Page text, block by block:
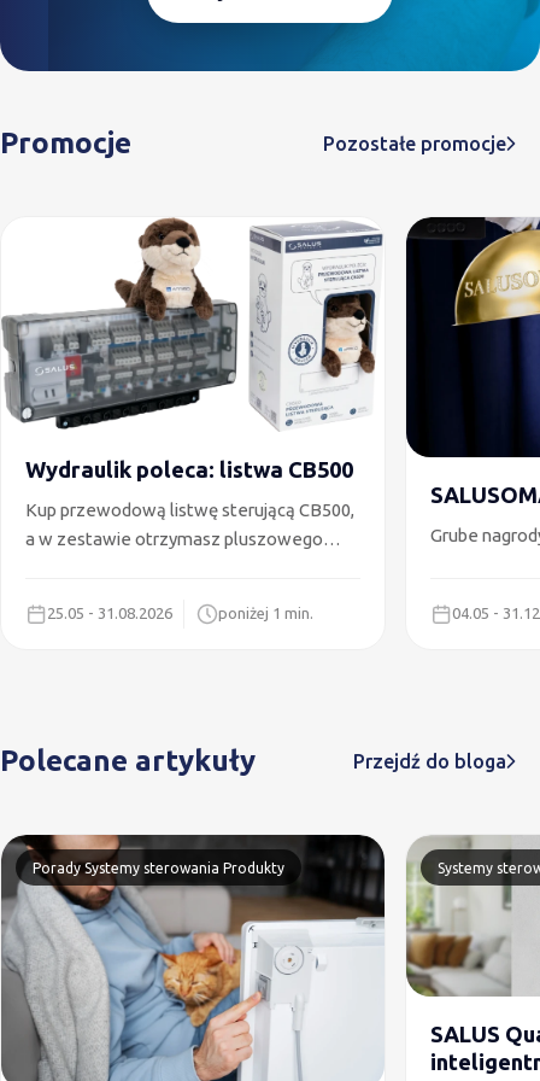
Promocje Pozostałe promocje
Wydraulik poleca: listwa CB500
Kup przewodową listwę sterującą CB500,
a w zestawie otrzymasz pluszowego
25.05 - 31.08.2026 poniżej 1 min.
Grube
04.05 -
Polecane artykuły Przejdź do bloga
Porady Systemy sterowania Produkty Systemy
SALUS